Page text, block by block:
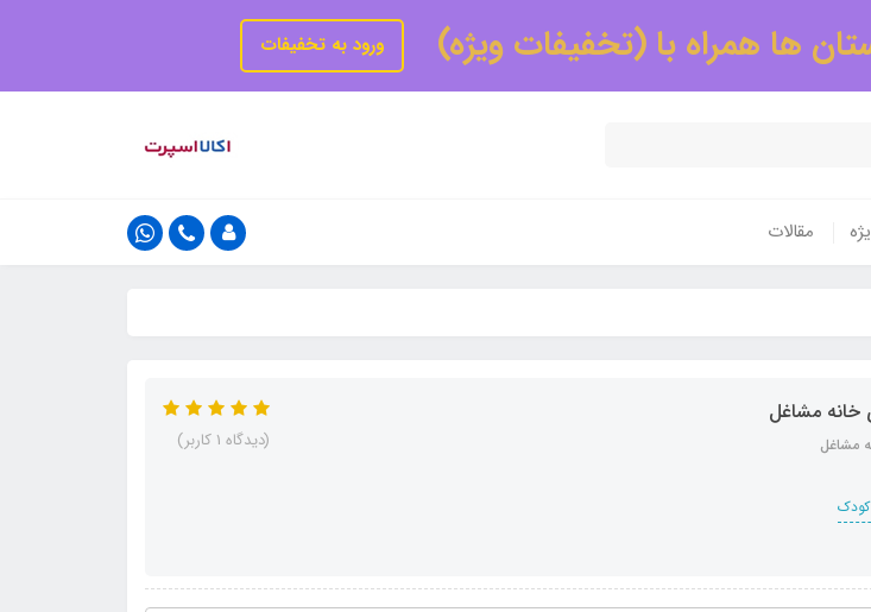
ها همراه با (تخفیفات ویژه) ورود به تخفیفات
مقالات
خانه مشاغل
مشاغل (دیدگاه 1 کاربر)